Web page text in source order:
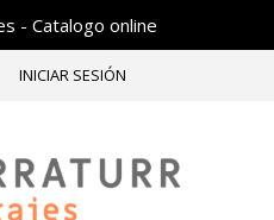
- Catalogo online
INICIAR SESIÓN